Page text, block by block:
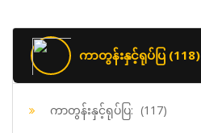
ကာတွန်းနှင့်ရုပ်ပြ (118)
ကာတွန်းနှင့်ရုပ်ပြ: (117)